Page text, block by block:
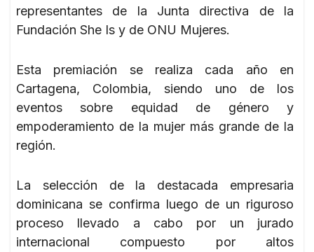
representantes de la Junta directiva de la
Fundación She Is y de ONU Mujeres.
Esta premiación se realiza cada año en
Cartagena, Colombia, siendo uno de los
eventos sobre equidad de género y
empoderamiento de la mujer más grande de la
región.
La selección de la destacada empresaria
dominicana se confirma luego de un riguroso
proceso llevado a cabo por un jurado
internacional compuesto por altos